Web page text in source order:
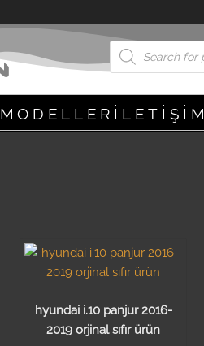
MODELLER İLETIŞIM
hyundai i.10 panjur 2016-
2019 orjinal sıfır ürün